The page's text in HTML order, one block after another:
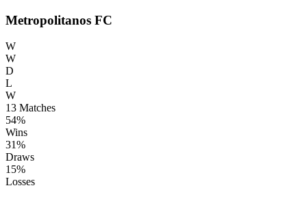
Metropolitanos FC
W
W
D
L
W
13 Matches
54%
Wins
31%
Draws
15%
Losses